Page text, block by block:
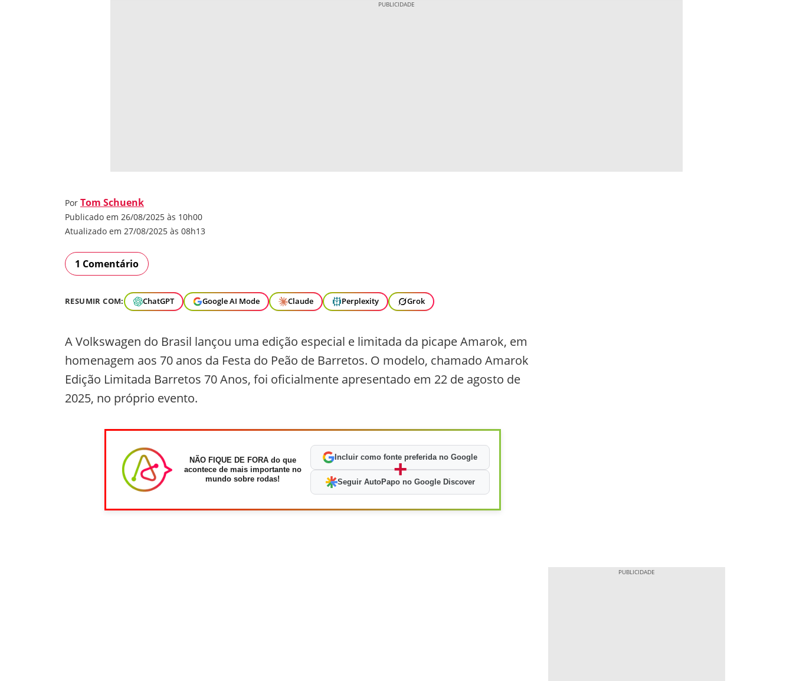
Por Tom Schuenk
Publicado em 26/08/2025 às 10h00
Atualizado em 27/08/2025 às 08h13
1 Comentário
RESUMIR COM: ChatGPT Google AI Mode Claude Perplexity Grok
A Volkswagen do Brasil lançou uma edição especial e limitada da picape Amarok, em
homenagem aos 70 anos da Festa do Peão de Barretos. O modelo, chamado Amarok
Edição Limitada Barretos 70 Anos, foi oficialmente apresentado em 22 de agosto de
2025, no próprio evento.
NÃO FIQUE DE FORA do que
acontece de mais importante no
mundo sobre rodas!
Incluir como fonte preferida no Google
+
Seguir AutoPapo no Google Discover